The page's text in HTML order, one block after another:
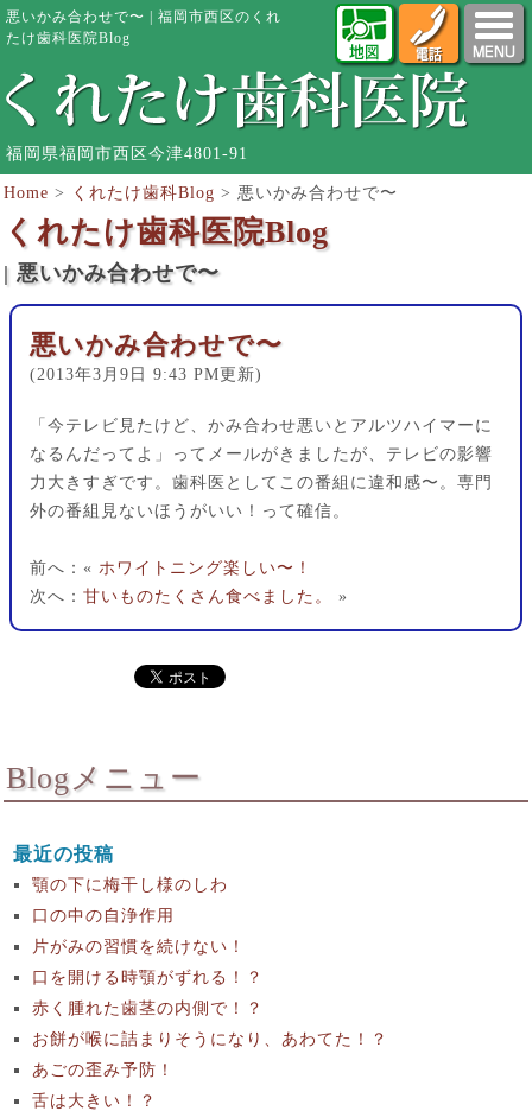
悪いかみ合わせで〜 | 福岡市西区のくれ
たけ歯科医院Blog
福岡県福岡市西区今津4801-91
Home > くれたけ歯科Blog > 悪いかみ合わせで〜
くれたけ歯科医院Blog
| 悪いかみ合わせで〜
悪いかみ合わせで〜
(2013年3月9日 9:43 PM更新)
「今テレビ見たけど、かみ合わせ悪いとアルツハイマーに
なるんだってよ」ってメールがきましたが、テレビの影響
力大きすぎです。歯科医としてこの番組に違和感〜。専門
外の番組見ないほうがいい！って確信。
前へ：« ホワイトニング楽しい〜！
次へ： 甘いものたくさん食べました。 »
Blogメニュー
最近の投稿
顎の下に梅干し様のしわ
口の中の自浄作用
片がみの習慣を続けない！
口を開ける時顎がずれる！？
赤く腫れた歯茎の内側で！？
お餅が喉に詰まりそうになり、あわてた！？
あごの歪み予防！
舌は大きい！？